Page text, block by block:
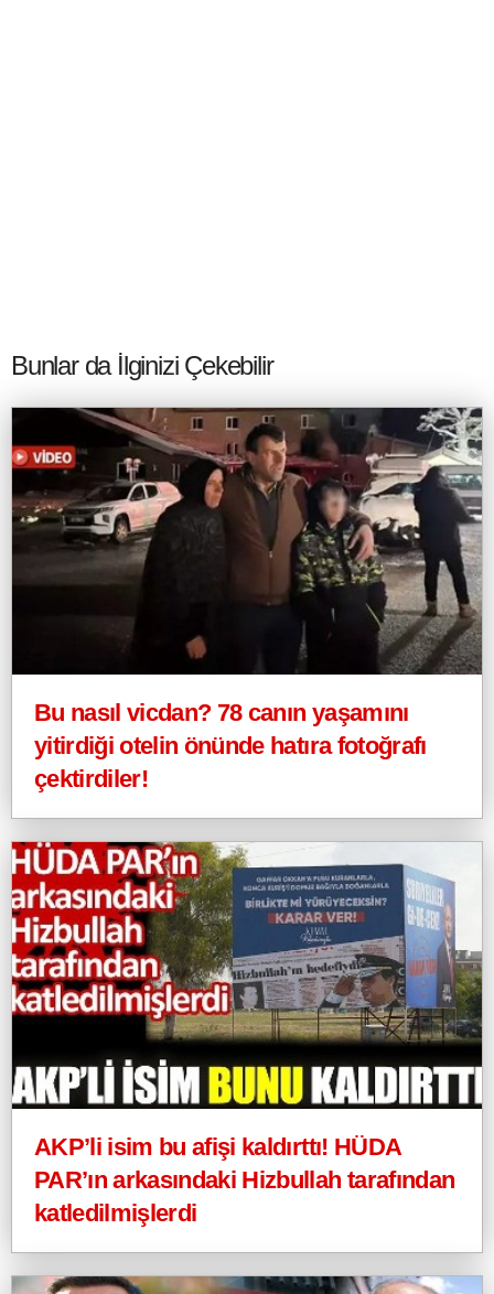
Bunlar da İlginizi Çekebilir
Bu nasıl vicdan? 78 canın yaşamını
yitirdiği otelin önünde hatıra fotoğrafı
çektirdiler!
AKP’li isim bu afişi kaldırttı! HÜDA
PAR’ın arkasındaki Hizbullah tarafından
katledilmişlerdi